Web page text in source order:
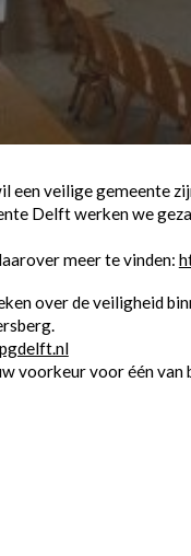
een veilige gemeente
Delft werken we
meer te vinden:
over de veiligheid
voorkeur voor één